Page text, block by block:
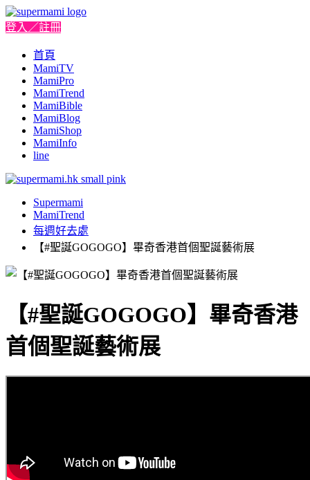
登入／註冊
首頁
MamiTV
MamiPro
MamiTrend
MamiBible
MamiBlog
MamiShop
MamiInfo
line
Supermami
MamiTrend
每週好去處
【#聖誕GOGOGO】畢奇香港首個聖誕藝術展
【#聖誕GOGOGO】畢奇香港
首個聖誕藝術展